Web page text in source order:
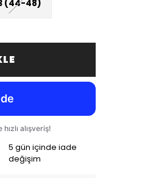
(44-48)
5 gün içinde iade
değişim